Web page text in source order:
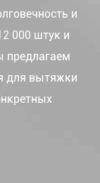
и
000 штук и
предлагаем
для вытяжки